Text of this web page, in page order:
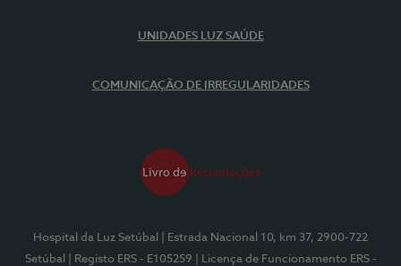
UNIDADES LUZ SAÚDE
COMUNICAÇÃO DE IRREGULARIDADES
Hospital da Luz Setúbal
| Estrada Nacional 10, km 37, 2900-722
Setúbal
| Registo ERS - E105259
| Licença de Funcionamento ERS -